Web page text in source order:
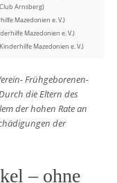
Arnsberg)
Mazedonien e. V.)
Mazedonien e. V.)
Mazedonien e. V.)
Frühgeborenen-
die Eltern des
der hohen Rate an
der
– ohne